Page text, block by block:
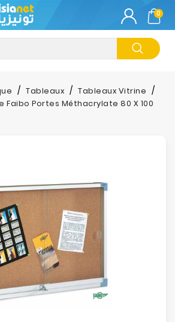
0
Tableaux
Tableaux Vitrine
Faibo Portes Méthacrylate 80 X 100